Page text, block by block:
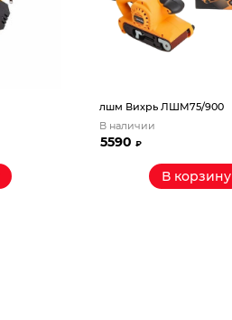
лшм Вихрь ЛШМ75/900
В наличии
5590₽
В корзину